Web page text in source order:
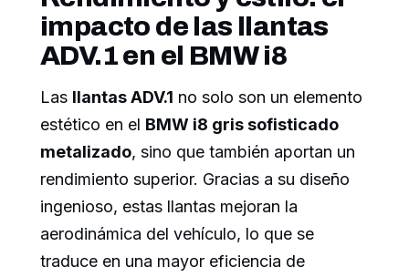
impacto de las llantas
ADV.1 en el BMW i8
Las llantas ADV.1 no solo son un elemento
estético en el BMW i8 gris sofisticado
metalizado, sino que también aportan un
rendimiento superior. Gracias a su diseño
ingenioso, estas llantas mejoran la
aerodinámica del vehículo, lo que se
traduce en una mayor eficiencia de